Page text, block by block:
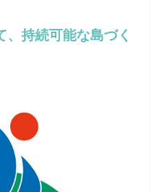
、持続可能な島づく